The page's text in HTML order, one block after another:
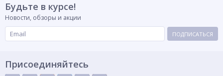
Будьте в курсе!
Новости, обзоры и акции
ПОДПИСАТЬСЯ
Присоединяйтесь